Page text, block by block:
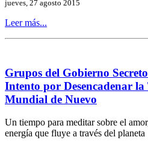
jueves, 27 agosto 2015
Leer más...
Grupos del Gobierno
Intento por Desencadenar la
Mundial de Nuevo
Un tiempo para meditar sobre el
energía que fluye a través del planeta